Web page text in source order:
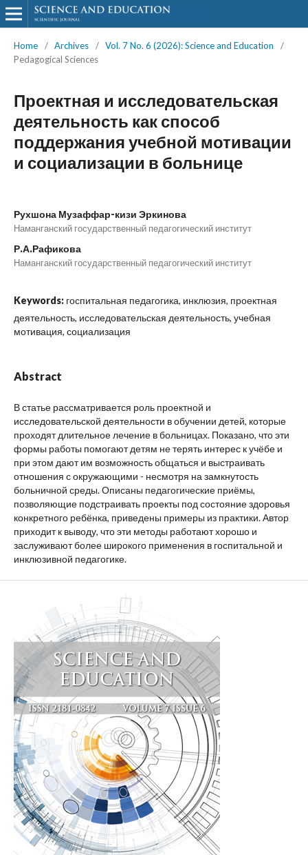
Home / Archives / Vol. 7 No. 6 (2026): Science and Education
/
Pedagogical Sciences
Проектная и исследовательская
деятельность как способ
поддержания учебной мотивации
и социализации в больнице
Рухшона Музаффар-кизи Эркинова
Наманганский государственный педагогический институт
Р.А.Рафикова
Наманганский государственный педагогический институт
Keywords: госпитальная педагогика, инклюзия, проектная
деятельность, исследовательская деятельность, учебная
мотивация, социализация
Abstract
В статье рассматривается роль проектной и
исследовательской деятельности в обучении детей, которые
проходят длительное лечение в больницах. Показано, что эти
формы работы помогают детям не терять интерес к учёбе и
при этом дают им возможность общаться и выстраивать
отношения с окружающими - несмотря на замкнутость
больничной среды. Описаны педагогические приёмы,
позволяющие подстраивать проекты под состояние здоровья
конкретного ребёнка, приведены примеры из практики. Автор
приходит к выводу, что эти методы работают хорошо и
заслуживают более широкого применения в госпитальной и
инклюзивной педагогике.